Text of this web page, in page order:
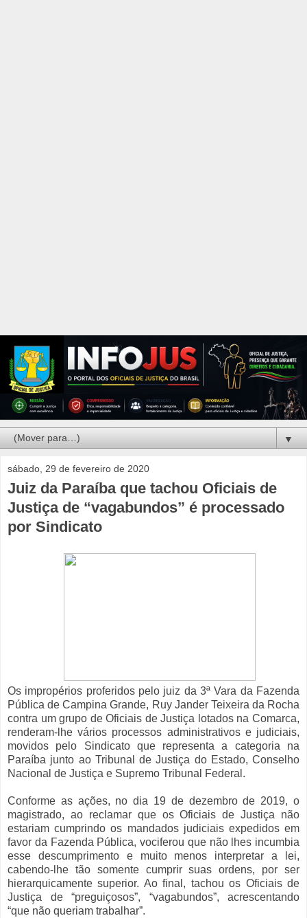
▼
sábado, 29 de fevereiro de 2020
Juiz da Paraíba que tachou Oficiais de
Justiça de “vagabundos” é processado
por Sindicato
Os impropérios proferidos pelo juiz da 3ª Vara da Fazenda
Pública de Campina Grande, Ruy Jander Teixeira da Rocha
contra um grupo de Oficiais de Justiça lotados na Comarca,
renderam-lhe vários processos administrativos e judiciais,
movidos pelo Sindicato que representa a categoria na
Paraíba junto ao Tribunal de Justiça do Estado, Conselho
Nacional de Justiça e Supremo Tribunal Federal.
Conforme as ações, no dia 19 de dezembro de 2019, o
magistrado, ao reclamar que os Oficiais de Justiça não
estariam cumprindo os mandados judiciais expedidos em
favor da Fazenda Pública, vociferou que não lhes incumbia
esse descumprimento e muito menos interpretar a lei,
cabendo-lhe tão somente cumprir suas ordens, por ser
hierarquicamente superior. Ao final, tachou os Oficiais de
Justiça de “preguiçosos”, “vagabundos”, acrescentando
“que não queriam trabalhar”.